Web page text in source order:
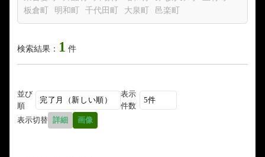
板倉町
明和町 千代田町 大泉町 邑楽町
検索結果： 1 件
並び
順
表示
件数
表示切替 詳細 画像